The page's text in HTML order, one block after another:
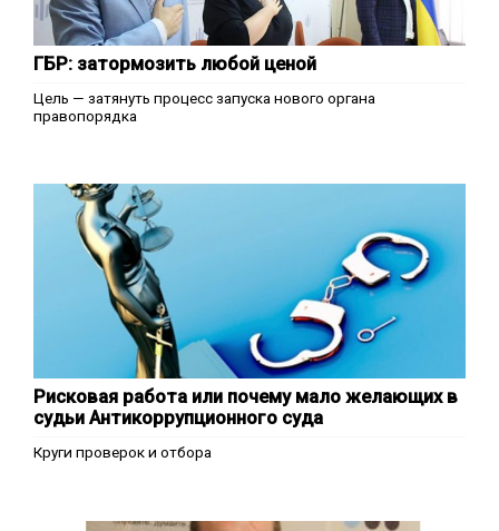
ГБР: затормозить любой ценой
Цель — затянуть процесс запуска нового органа
правопорядка
Рисковая работа или почему мало желающих в
судьи Антикоррупционного суда
Круги проверок и отбора